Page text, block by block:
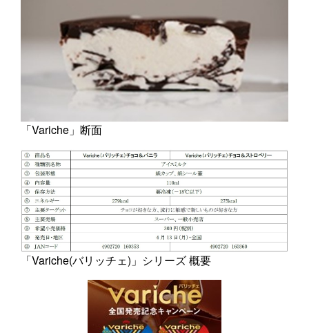
「Variche」断面
「Variche(バリッチェ)」シリーズ 概要